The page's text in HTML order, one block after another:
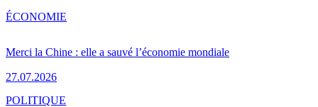
Merci la Chine : elle a sauvé l’économie mondiale
27.07.2026
ÉCONOMIE
POLITIQUE